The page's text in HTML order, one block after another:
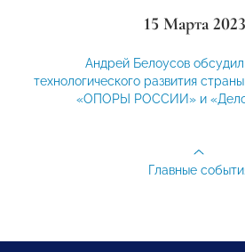
15 Марта 2023
Андрей Белоусов
технологического развития
«ОПОРЫ РОССИИ» и
Главные